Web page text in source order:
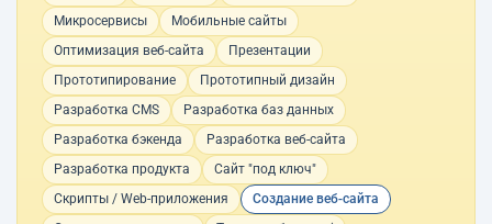
Микросервисы
Мобильные сайты
Оптимизация веб-сайта
Презентации
Прототипирование
Прототипный дизайн
Разработка CMS
Разработка баз данных
Разработка бэкенда
Разработка веб-сайта
Разработка продукта
Сайт "под ключ"
Скрипты / Web-приложения
Создание веб-сайта